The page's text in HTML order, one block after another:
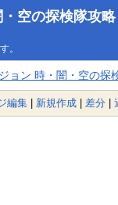
空の探検隊攻略
。
ョン 時・闇・空の探
編集 | 新規作成 | 差分 |